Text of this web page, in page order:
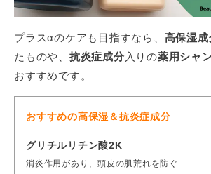
プラスαのケアも目指すなら、 高保湿成
たものや、 抗炎症成分 入りの薬用シャ
おすすめです。
おすすめの高保湿＆抗炎症成分
グリチルリチン酸2K
消炎作用があり、頭皮の肌荒れを防ぐ